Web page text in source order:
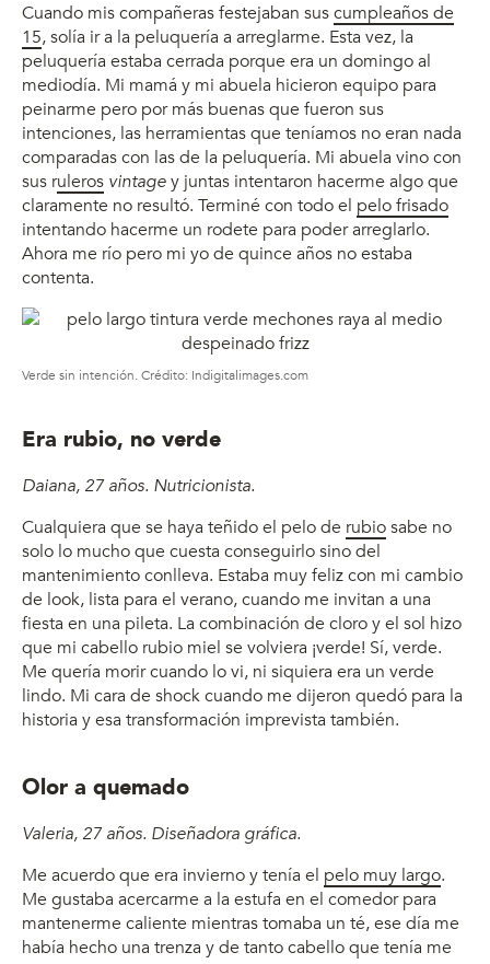
Cuando mis compañeras festejaban suscumpleaños de
15, solía ir a la peluquería a arreglarme. Esta vez, la
peluquería estaba cerrada porque era un domingo al
mediodía. Mi mamá y mi abuela hicieron equipo para
peinarme pero por más buenas que fueron sus
intenciones, las herramientas que teníamos no eran nada
comparadas con las de la peluquería. Mi abuela vino con
sus ruleros vintagey juntas intentaron hacerme algo que
claramente no resultó. Terminé con todo el pelo frisado
intentando hacerme un rodete para poder arreglarlo.
Ahora me río pero mi yo de quince años no estaba
contenta.
Verde sin intención. Crédito: Indigitalimages.com
Era rubio, no verde
Daiana, 27 años. Nutricionista.
Cualquiera que se haya teñido el pelo de rubiosabe no
solo lo mucho que cuesta conseguirlo sino del
mantenimiento conlleva. Estaba muy feliz con mi cambio
de look, lista para el verano, cuando me invitan a una
fiesta en una pileta. La combinación de cloro y el sol hizo
que mi cabello rubio miel se volviera ¡verde! Sí, verde.
Me quería morir cuando lo vi, ni siquiera era un verde
lindo. Mi cara de shock cuando me dijeron quedó para la
historia y esa transformación imprevista también.
Olor a quemado
Valeria, 27 años. Diseñadora gráfica.
Me acuerdo que era invierno y tenía el pelo muy largo.
Me gustaba acercarme a la estufa en el comedor para
mantenerme caliente mientras tomaba un té, ese día me
había hecho una trenza y de tanto cabello que tenía me